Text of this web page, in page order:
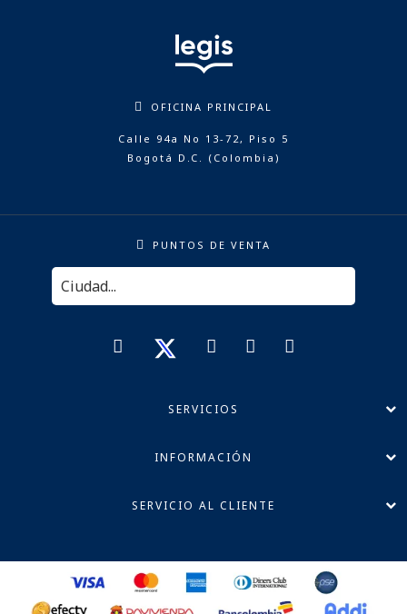
OFICINA PRINCIPAL
Calle 94a No 13-72, Piso 5
Bogotá D.C. (Colombia)
PUNTOS DE VENTA
SERVICIOS
INFORMACIÓN
SERVICIO AL CLIENTE